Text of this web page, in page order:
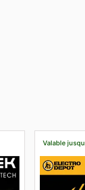
Valable